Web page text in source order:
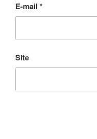
E-mail *
Site